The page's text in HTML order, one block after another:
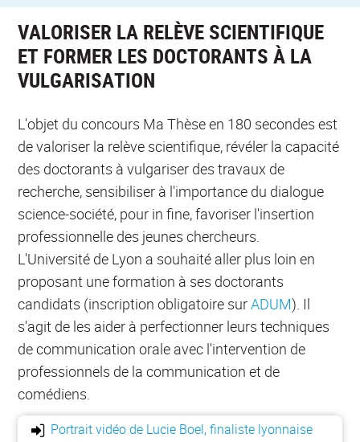
VALORISER LA RELÈVE SCIENTIFIQUE
ET FORMER LES DOCTORANTS À LA
VULGARISATION
L'objet du concours Ma Thèse en 180 secondes est
de valoriser la relève scientifique, révéler la capacité
des doctorants à vulgariser des travaux de
recherche, sensibiliser à l'importance du dialogue
science-société, pour in fine, favoriser l'insertion
professionnelle des jeunes chercheurs.
L'Université de Lyon a souhaité aller plus loin en
proposant une formation à ses doctorants
candidats (inscription obligatoire surADUM). Il
s'agit de les aider à perfectionner leurs techniques
de communication orale avec l'intervention de
professionnels de la communication et de
comédiens.
Portrait vidéo de Lucie Boel, finaliste lyonnaise